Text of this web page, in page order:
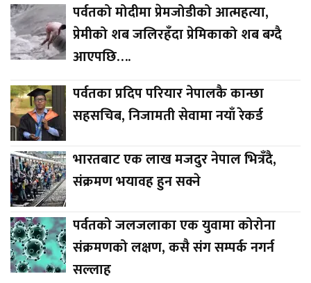
पर्वतको मोदीमा प्रेमजोडीको आत्महत्या,
प्रेमीको शब जलिरहँदा प्रेमिकाको शब बग्दै
आएपछि….
पर्वतका प्रदिप परियार नेपालकै कान्छा
सहसचिब, निजामती सेवामा नयाँ रेकर्ड
भारतबाट एक लाख मजदुर नेपाल भित्रँदै,
संक्रमण भयावह हुन सक्ने
पर्वतको जलजलाका एक युवामा कोरोना
संक्रमणको लक्षण, कसै संग सम्पर्क नगर्न
सल्लाह